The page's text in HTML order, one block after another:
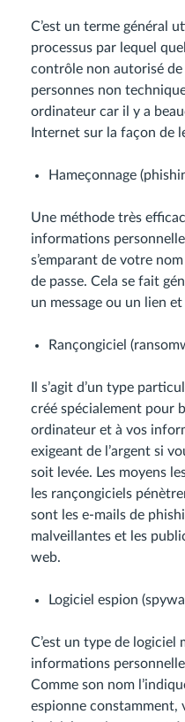
C’est un terme général
processus par lequel
contrôle non autorisé
personnes non
ordinateur car il y a
Internet sur la façon de
Hameçonnage
Une méthode très
informations
s’emparant de votre
de passe. Cela se fait
un message ou un lien
Rançongiciel
Il s’agit d’un type
créé spécialement pour
ordinateur et à vos
exigeant de l’argent si
soit levée. Les moyens
les rançongiciels
sont les e-mails de
malveillantes et les
web.
Logiciel espion
C’est un type de
informations
Comme son nom
espionne constamment,